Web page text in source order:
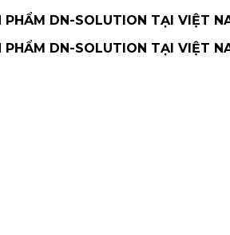
PHẨM DN-SOLUTION TẠI VIỆT
PHẨM DN-SOLUTION TẠI VIỆT